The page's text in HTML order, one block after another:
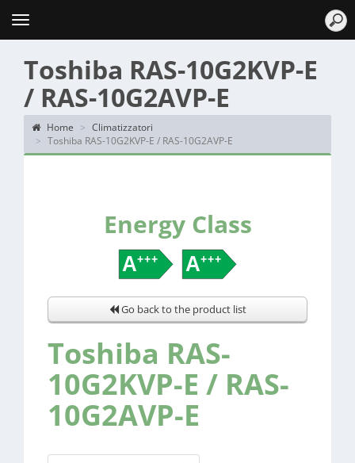
Topten
Menu
Toshiba RAS-10G2KVP-E
/ RAS-10G2AVP-E
Home
Climatizzatori
Toshiba RAS-10G2KVP-E / RAS-10G2AVP-E
Energy Class
Go back to the product list
Toshiba RAS-
10G2KVP-E / RAS-
10G2AVP-E